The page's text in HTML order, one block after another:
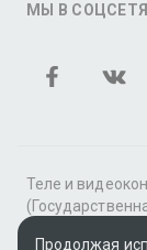
МЫ В
Теле и
В рамках
Продолжая